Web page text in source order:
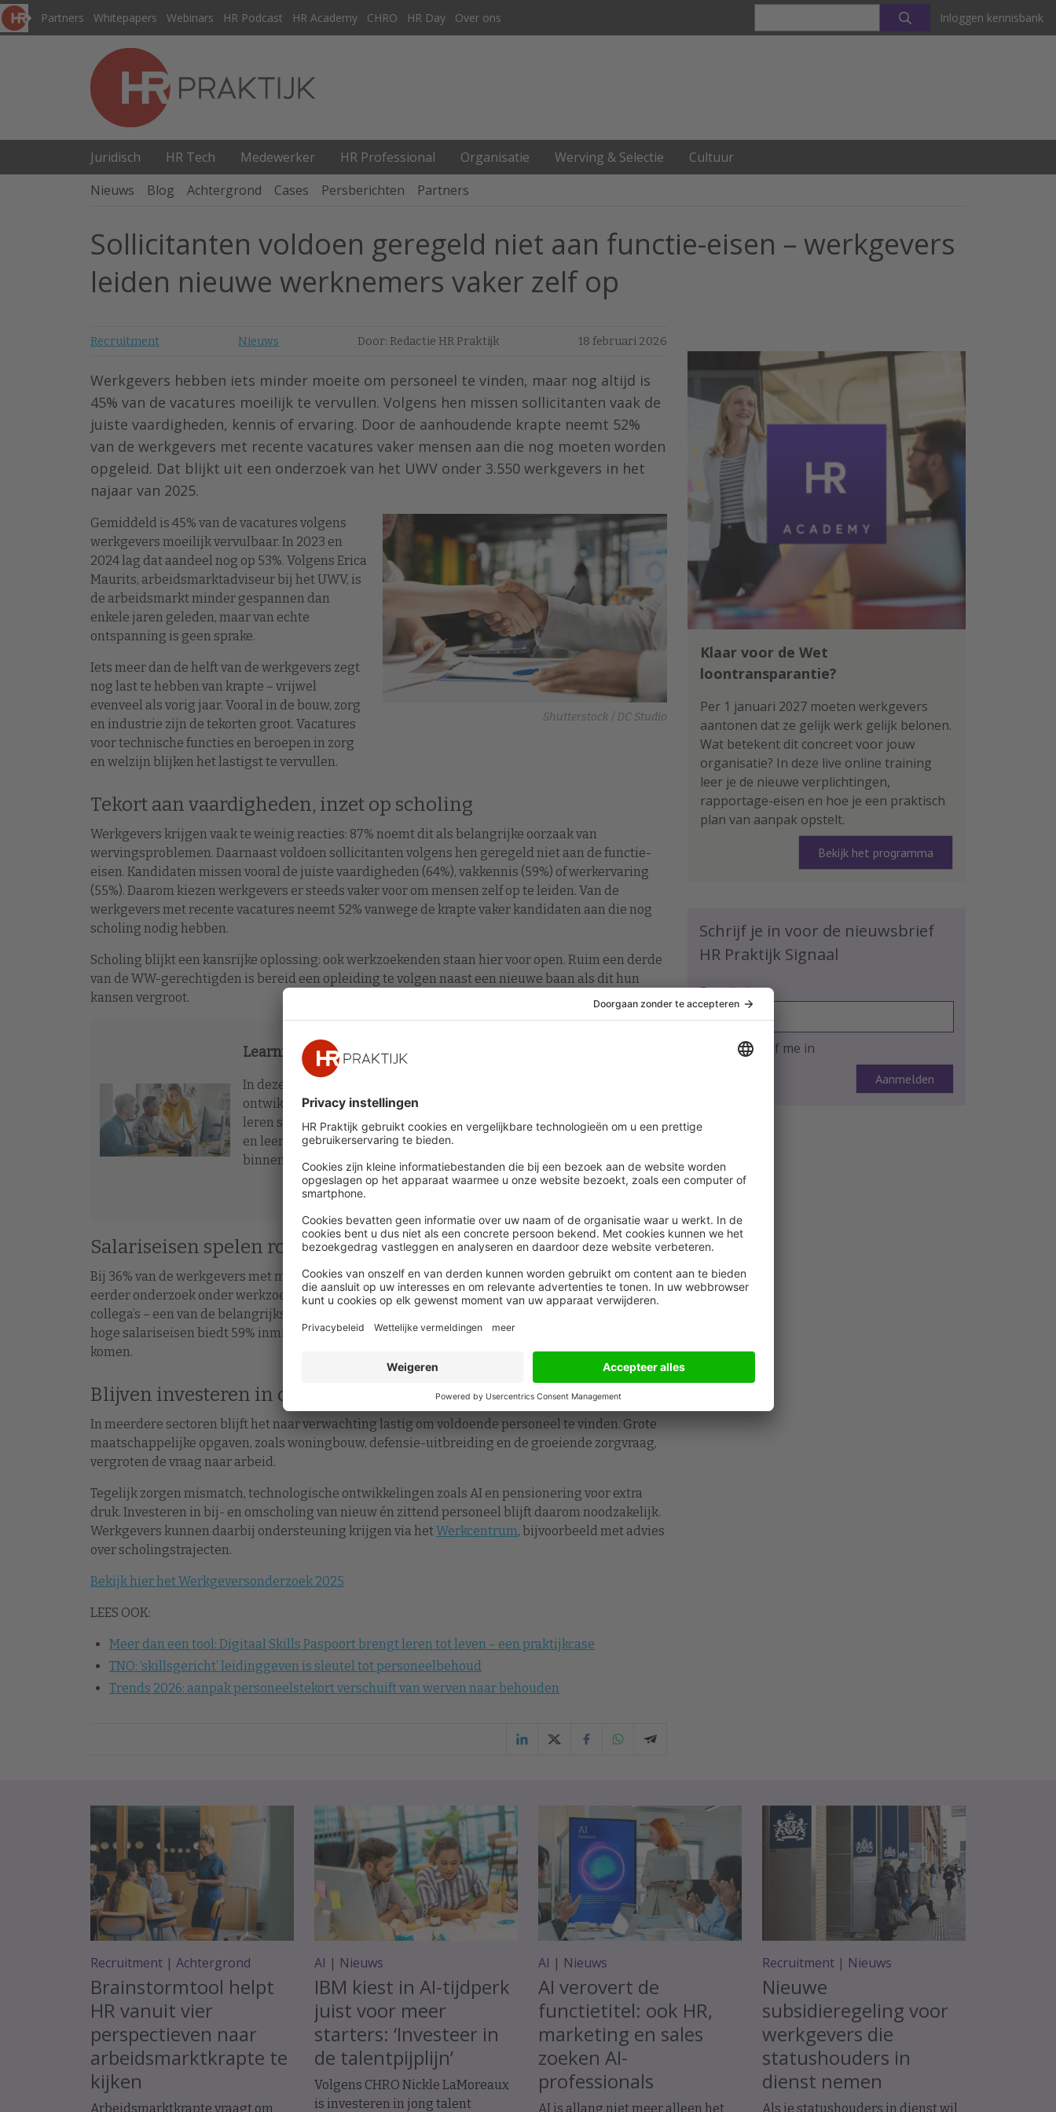
Partners Whitepapers Webinars HR Podcast HR Academy CHRO HR Day Over ons Inloggen kennisbank
Juridisch HR Tech Medewerker HR Professional Organisatie Werving & Selectie
Cultuur
Nieuws
Blog Achtergrond Cases Persberichten Partners
Sollicitanten voldoen geregeld niet aan functie-eisen – werkgevers
leiden nieuwe werknemers vaker zelf op
Recruitment Nieuws Door: Redactie HR Praktijk 18 februari 2026
Werkgevers hebben iets minder moeite om personeel te vinden, maar nog altijd is
45% van de vacatures moeilijk te vervullen. Volgens hen missen sollicitanten vaak de
juiste vaardigheden, kennis of ervaring. Door de aanhoudende krapte neemt 52%
van de werkgevers met recente vacatures vaker mensen aan die nog moeten worden
opgeleid. Dat blijkt uit een onderzoek van het UWV onder 3.550 werkgevers in het
najaar van 2025.
Shutterstock / DC Studio
Gemiddeld is 45% van de vacatures volgens
werkgevers moeilijk vervulbaar. In 2023 en
2024 lag dat aandeel nog op 53%. Volgens Erica
Maurits, arbeidsmarktadviseur bij hetUWV, is
de arbeidsmarkt minder gespannen dan
enkele jaren geleden, maar van echte
ontspanning is geen sprake.
Iets meer dan de helft van de werkgevers zegt
nog last te hebben van krapte – vrijwel
evenveel als vorig jaar. Vooral in de bouw, zorg
en industrie zijn de tekorten groot. Vacatures
voor technische functies en beroepen in zorg
en welzijn blijken het lastigst te vervullen.
Tekort aan vaardigheden, inzet op scholing
Werkgevers krijgen vaak te weinig reacties: 87% noemt dit als belangrijke oorzaak van
wervingsproblemen. Daarnaast voldoen sollicitanten volgens hen geregeld niet aan de functie-
eisen. Kandidaten missen vooral de juiste vaardigheden (64%), vakkennis (59%) of werkervaring
(55%). Daarom kiezen werkgevers er steeds vaker voor om mensen zelf op te leiden. Van de
werkgevers met recente vacatures neemt 52% vanwege de krapte vaker kandidaten aan die nog
scholing nodig hebben.
Scholing blijkt een kansrijke oplossing: ook werkzoekenden staan hier voor open. Ruim een derde
van de WW-gerechtigden is bereid een opleiding te volgen naast een nieuwe baan als dit hun
kansen vergroot.
Learning & Development voor HR-professionals
In deze training krijg je actuele inzichten over L&D, leer je
ontwikkelbehoeften scherp in kaart te brengen en ontdek je hoe je
leren stimuleert op de werkvloer. Je positioneert jezelf sterker in je rol
en leert talentmanagement inzetten als strategisch instrument
binnen jouw organisatie.
Salariseisen spelen rol
Bij 36% van de werkgevers met moeilijk vervulbare vacatures spelen salariseisen een rol. Uit
eerder onderzoek onder werkzoekenden blijkt dat salaris – naast een goede werksfeer en fijne
collega’s – een van de belangrijkste baancriteria is. Van de werkgevers die te maken hebben met
hoge salariseisen biedt 59% inmiddels betere arbeidsvoorwaarden om kandidaten tegemoet te
komen.
Blijven investeren in ontwikkeling
In meerdere sectoren blijft het naar verwachting lastig om voldoende personeel te vinden. Grote
maatschappelijke opgaven, zoals woningbouw, defensie-uitbreiding en de groeiende zorgvraag,
vergroten de vraag naar arbeid.
Tegelijk zorgen mismatch, technologische ontwikkelingen zoals AI en pensionering voor extra
druk. Investeren in bij- en omscholing van nieuw én zittend personeel blijft daarom noodzakelijk.
Werkgevers kunnen daarbij ondersteuning krijgen via hetWerkcentrum, bijvoorbeeld met advies
over scholingstrajecten.
Bekijk hier het Werkgeversonderzoek 2025
LEES OOK:
Meer dan een tool: Digitaal Skills Paspoort brengt leren tot leven – een praktijkcase
TNO: ‘skillsgericht’ leidinggeven is sleutel tot personeelbehoud
Trends 2026: aanpak personeelstekort verschuift van werven naar behouden
Klaar voor de Wet
loontransparantie?
Per 1 januari 2027 moeten werkgevers
aantonen dat ze gelijk werk gelijk belonen.
Wat betekent dit concreet voor jouw
organisatie? In deze live online training
leer je de nieuwe verplichtingen,
rapportage-eisen en hoe je een praktisch
plan van aanpak opstelt.
Bekijk het programma
Schrijf je in voor de nieuwsbrief
HR Praktijk Signaal
E-mailadres
Ja, ik schrijf me in
Recruitment | Achtergrond
Brainstormtool helpt
HR vanuit vier
perspectieven naar
arbeidsmarktkrapte te
kijken
Arbeidsmarktkrapte vraagt om
AI | Nieuws
IBM kiest in AI-tijdperk
juist voor meer
starters: ‘Investeer in
de talentpijplijn’
Volgens CHRO Nickle LaMoreaux
is investeren in jong talent
AI | Nieuws
AI verovert de
functietitel: ook HR,
marketing en sales
zoeken AI-
professionals
AI is allang niet meer alleen het
Recruitment | Nieuws
Nieuwe
subsidieregeling voor
werkgevers die
statushouders in
dienst nemen
Als je statushouders in dienst wil